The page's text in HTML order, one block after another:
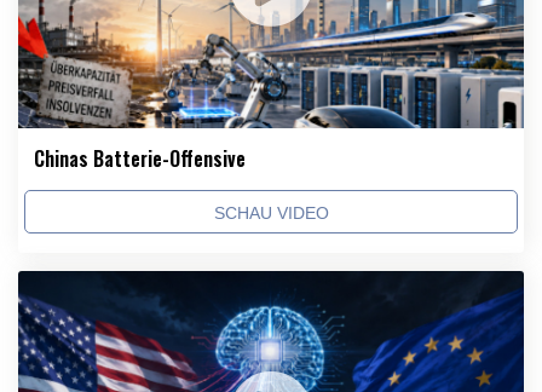
Chinas Batterie-Offensive
SCHAU VIDEO